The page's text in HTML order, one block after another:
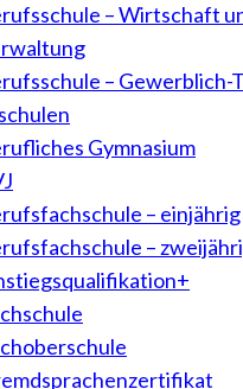
– Wirtschaft
– Gewerblich-
Gymnasium
– einjährig
–